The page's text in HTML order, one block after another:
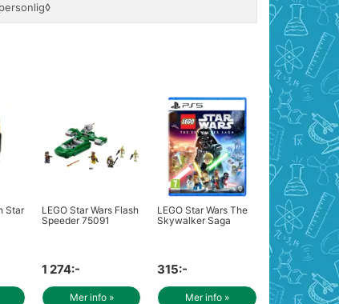
Star
LEGO Star Wars Flash
Speeder 75091
1 274:-
Mer info »
LEGO Star Wars The
Skywalker Saga
315:-
Mer info »